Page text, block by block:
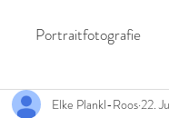
Portraitfotografie
Elke Plankl-Roos 22.